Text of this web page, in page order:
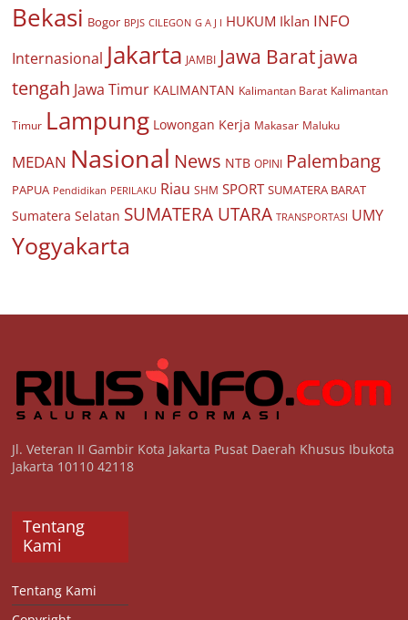
Bekasi Bogor BPJS CILEGON G A J I HUKUM Iklan INFO
Internasional Jakarta JAMBI Jawa Baratjawa
tengah Jawa Timur KALIMANTAN Kalimantan Barat Kalimantan
Timur Lampung Lowongan Kerja Makasar Maluku
MEDAN Nasional News NTB OPINI Palembang
PAPUA Pendidikan PERILAKU Riau SHM SPORT SUMATERA BARAT
Sumatera Selatan SUMATERA UTARA TRANSPORTASI UMY
Yogyakarta
Jl. Veteran II Gambir Kota Jakarta Pusat Daerah Khusus Ibukota
Jakarta 10110 42118
Tentang
Kami
Tentang Kami